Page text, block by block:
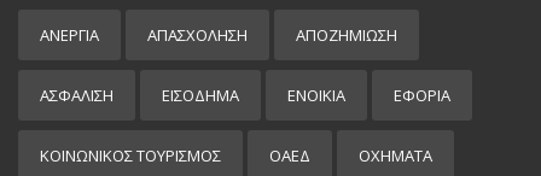
ΑΝΕΡΓΙΑ ΑΠΑΣΧΟΛΗΣΗ ΑΠΟΖΗΜΙΩΣΗ
ΑΣΦΑΛΙΣΗ ΕΙΣΌΔΗΜΑ ΕΝΟΙΚΙΑ ΕΦΟΡΙΑ
ΚΟΙΝΩΝΙΚΟΣ ΤΟΥΡΙΣΜΟΣ ΟΑΕΔ ΟΧΗΜΑΤΑ